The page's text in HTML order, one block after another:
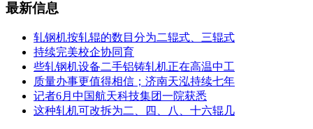
最新信息
轧钢机按轧辊的数目分为二辊式、三辊式
持续完美校企协同育
些轧钢机设备二手铝铸轧机正在高温中工
质量办事更值得相信；济南天泓持续七年
记者6月中国航天科技集团一院获悉
这种轧机可改拆为二、四、八、十六辊几